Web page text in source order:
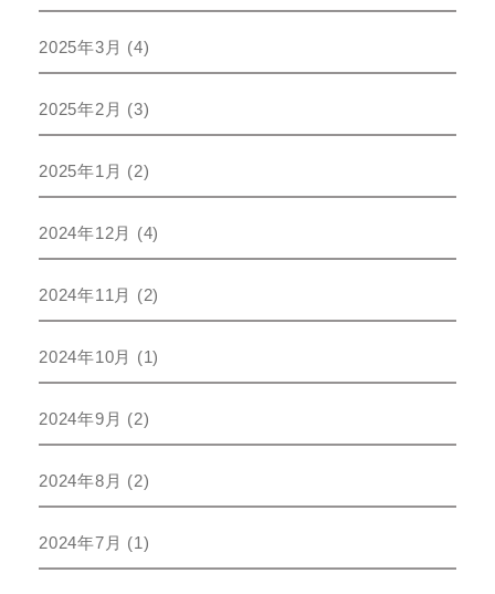
2025年3月 (4)
2025年2月 (3)
2025年1月 (2)
2024年12月 (4)
2024年11月 (2)
2024年10月 (1)
2024年9月 (2)
2024年8月 (2)
2024年7月 (1)